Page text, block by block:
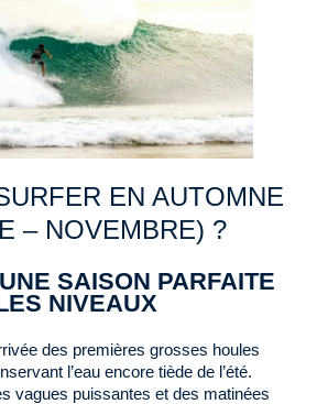
EN AUTOMNE
– NOVEMBRE) ?
SAISON PARFAITE
NIVEAUX
des premières grosses houles
l’eau encore tiède de l’été.
vagues puissantes et des matinées